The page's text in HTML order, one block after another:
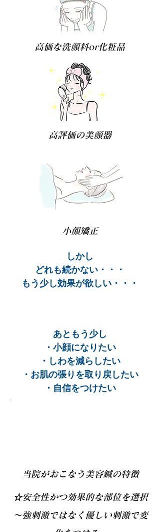
高価な洗顔料or化粧品
高評価の美顔器
小顔矯正
しかし
どれも続かない・・・
もう少し効果が欲しい・・・
あともう少し
・小顔になりたい
・しわを減らしたい
・お肌の張りを取り戻したい
・自信をつけたい
当院がおこなう美容鍼の特徴
☆安全性かつ効果的な部位を選択
​～強刺激ではなく優しい刺激で変